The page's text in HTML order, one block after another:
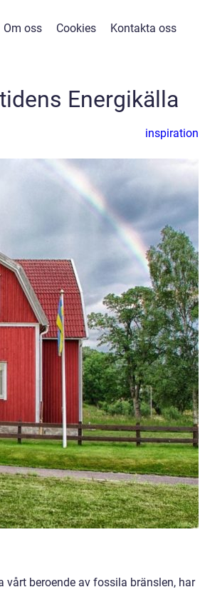
Om oss Cookies Kontakta oss
Energikälla
inspiration
beroende av fossila bränslen, har